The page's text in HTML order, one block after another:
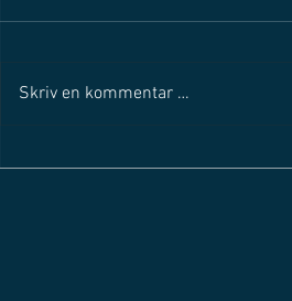
Skriv en kommentar …